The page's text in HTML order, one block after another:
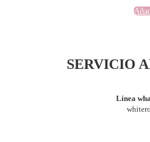
SERVICIO
Línea